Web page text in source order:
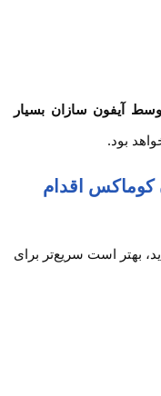
آیفون سازان بسیار
بود.
کوماکس اقدام
بهتر است سریع‌تر برای